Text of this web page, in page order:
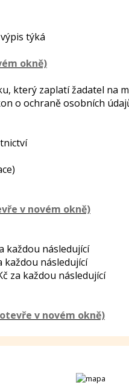
týká
který zaplatí žadatel
o ochraně osobních
každou následující
každou následující
za každou následující